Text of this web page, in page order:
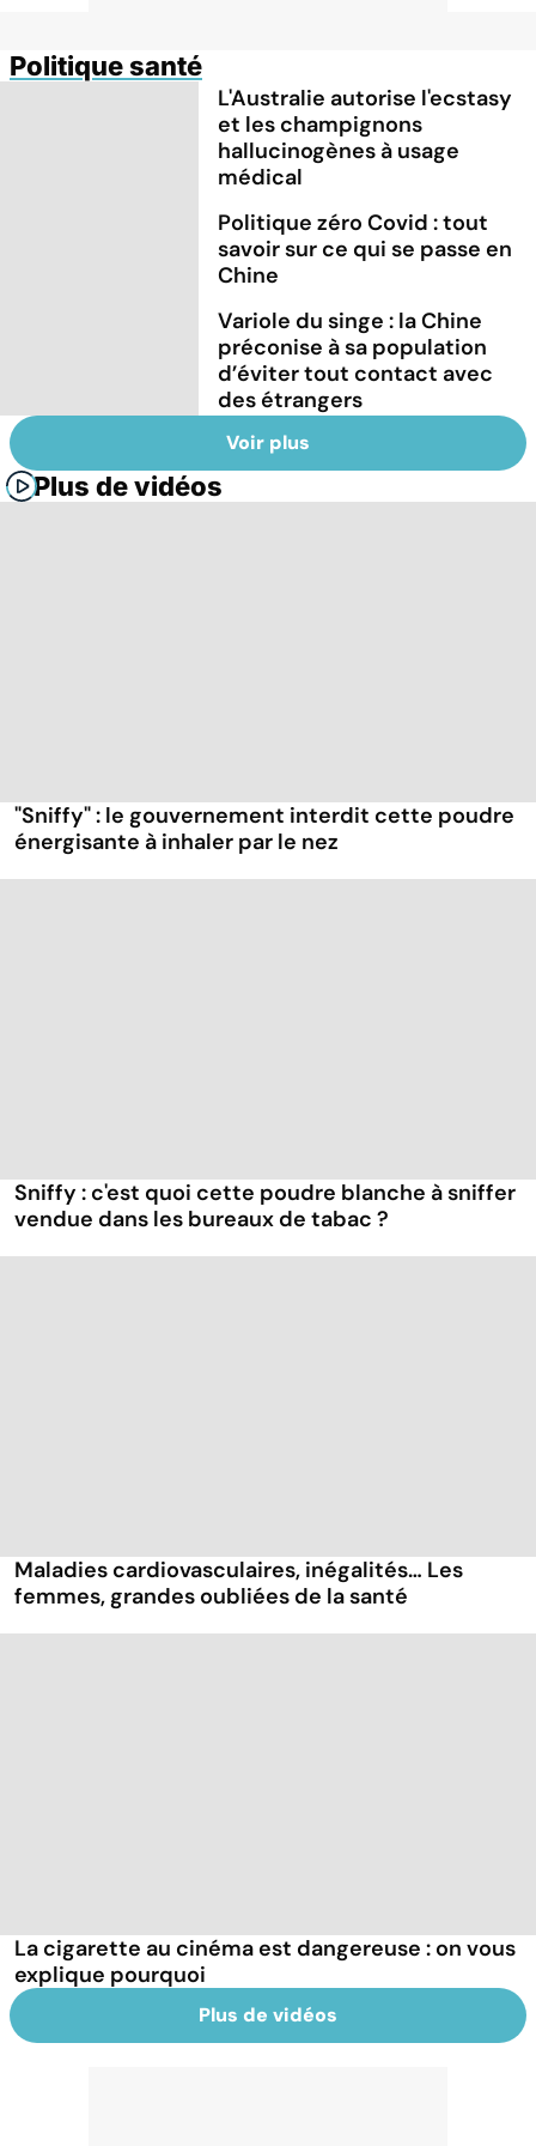
Politique santé
L'Australie autorise l'ecstasy
et les champignons
hallucinogènes à usage
médical
Politique zéro Covid : tout
savoir sur ce qui se passe en
Chine
Variole du singe : la Chine
préconise à sa population
d’éviter tout contact avec
des étrangers
Voir plus
Plus de vidéos
"Sniffy" : le gouvernement interdit cette poudre
énergisante à inhaler par le nez
Sniffy : c'est quoi cette poudre blanche à sniffer
vendue dans les bureaux de tabac ?
Maladies cardiovasculaires, inégalités… Les
femmes, grandes oubliées de la santé
La cigarette au cinéma est dangereuse : on vous
explique pourquoi
Plus de vidéos